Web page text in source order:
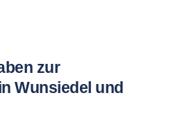
zur
Wunsiedel und